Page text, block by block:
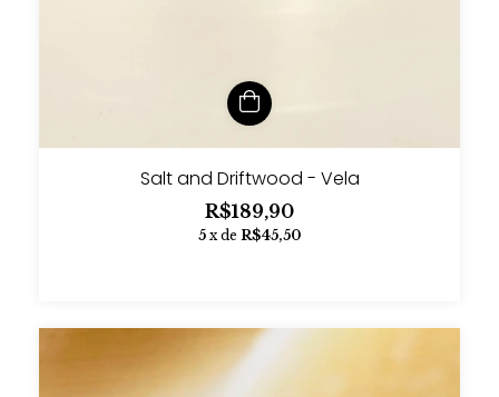
Salt and Driftwood - Vela
R$189,90
5 x de R$45,50